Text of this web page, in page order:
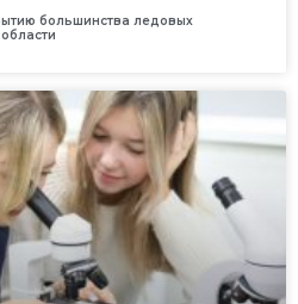
большинства ледовых